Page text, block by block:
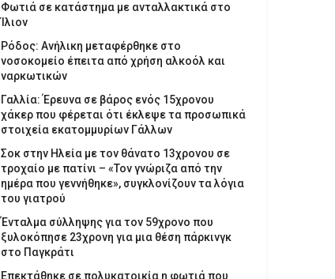
Φωτιά σε κατάστημα με ανταλλακτικά στο
Ίλιον
Ρόδος: Ανήλικη μεταφέρθηκε στο
νοσοκομείο έπειτα από χρήση αλκοόλ και
ναρκωτικών
Γαλλία: Έρευνα σε βάρος ενός 15χρονου
χάκερ που φέρεται ότι έκλεψε τα προσωπικά
στοιχεία εκατομμυρίων Γάλλων
Σοκ στην Ηλεία με τον θάνατο 13χρονου σε
τροχαίο με πατίνι – «Τον γνώριζα από την
ημέρα που γεννήθηκε», συγκλονίζουν τα λόγια
του γιατρού
Ένταλμα σύλληψης για τον 59χρονο που
ξυλοκόπησε 23χρονη για μια θέση πάρκινγκ
στο Παγκράτι
Επεκτάθηκε σε πολυκατοικία η φωτιά που